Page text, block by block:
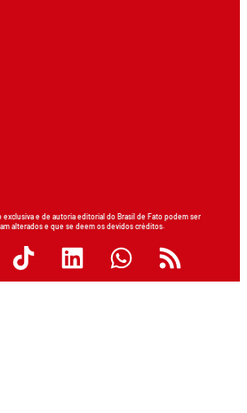
e de autoria editorial do Brasil de Fato podem ser
alterados e que se deem os devidos créditos.